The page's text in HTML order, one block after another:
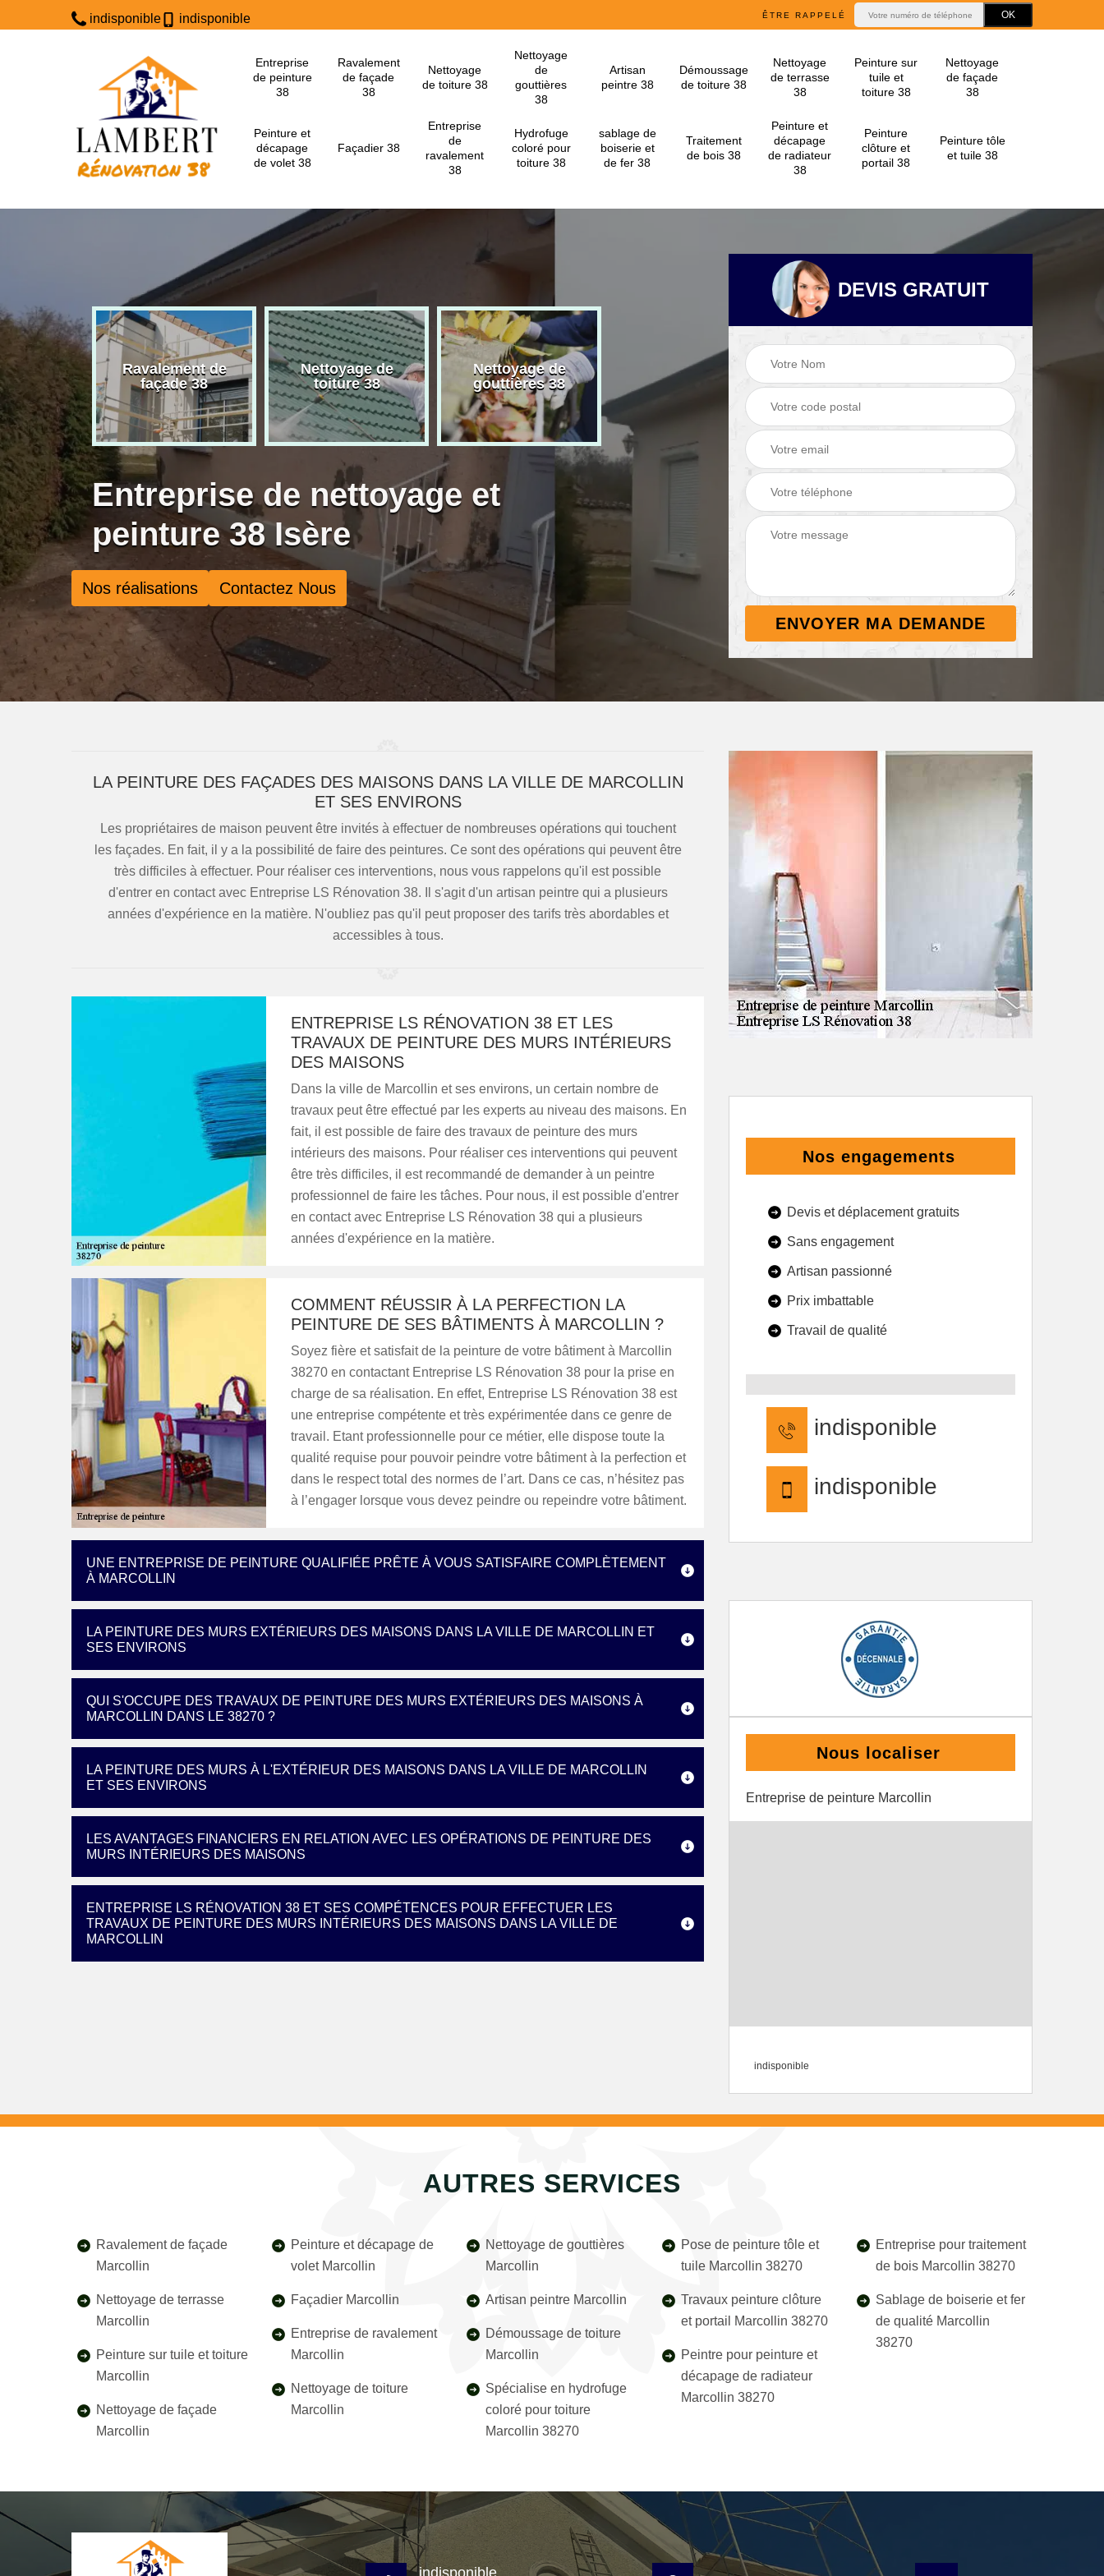
indisponible indisponible ÊTRE RAPPELÉ
Entreprise
de peinture
38
Ravalement
de façade
38
Nettoyage
de toiture 38
Nettoyage
de
gouttières
38
Artisan
peintre 38
Démoussage
de toiture 38
Nettoyage
de terrasse
38
Peinture sur
tuile et
toiture 38
Nettoyage
de façade
38
Peinture et
décapage
de volet 38
Façadier 38
Entreprise
de
ravalement
38
Hydrofuge
coloré pour
toiture 38
sablage de
boiserie et
de fer 38
Traitement
de bois 38
Peinture et
décapage
de radiateur
38
Peinture
clôture et
portail 38
Peinture tôle
et tuile 38
de
38
Ravalement de
façade 38
Nettoyage de
toiture 38
Nettoyage de
gouttières 38
Artisan peintre 38
Démoussage de
toiture 38
Nettoyage de
terrasse 38
Entreprise de nettoyage et
peinture 38 Isère
Nos réalisations Contactez Nous
DEVIS GRATUIT
LA PEINTURE DES FAÇADES DES MAISONS DANS LA VILLE DE MARCOLLIN
ET SES ENVIRONS
Les propriétaires de maison peuvent être invités à effectuer de nombreuses opérations qui touchent
les façades. En fait, il y a la possibilité de faire des peintures. Ce sont des opérations qui peuvent être
très difficiles à effectuer. Pour réaliser ces interventions, nous vous rappelons qu'il est possible
d'entrer en contact avec Entreprise LS Rénovation 38. Il s'agit d'un artisan peintre qui a plusieurs
années d'expérience en la matière. N'oubliez pas qu'il peut proposer des tarifs très abordables et
accessibles à tous.
ENTREPRISE LS RÉNOVATION 38 ET LES
TRAVAUX DE PEINTURE DES MURS INTÉRIEURS
DES MAISONS
Dans la ville de Marcollin et ses environs, un certain nombre de
travaux peut être effectué par les experts au niveau des maisons. En
fait, il est possible de faire des travaux de peinture des murs
intérieurs des maisons. Pour réaliser ces interventions qui peuvent
être très difficiles, il est recommandé de demander à un peintre
professionnel de faire les tâches. Pour nous, il est possible d'entrer
en contact avec Entreprise LS Rénovation 38 qui a plusieurs
années d'expérience en la matière.
COMMENT RÉUSSIR À LA PERFECTION LA
PEINTURE DE SES BÂTIMENTS À MARCOLLIN ?
Soyez fière et satisfait de la peinture de votre bâtiment à Marcollin
38270 en contactant Entreprise LS Rénovation 38 pour la prise en
charge de sa réalisation. En effet, Entreprise LS Rénovation 38 est
une entreprise compétente et très expérimentée dans ce genre de
travail. Etant professionnelle pour ce métier, elle dispose toute la
qualité requise pour pouvoir peindre votre bâtiment à la perfection et
dans le respect total des normes de l’art. Dans ce cas, n’hésitez pas
à l’engager lorsque vous devez peindre ou repeindre votre bâtiment.
UNE ENTREPRISE DE PEINTURE QUALIFIÉE PRÊTE À VOUS SATISFAIRE COMPLÈTEMENT
À MARCOLLIN
LA PEINTURE DES MURS EXTÉRIEURS DES MAISONS DANS LA VILLE DE MARCOLLIN ET
SES ENVIRONS
QUI S'OCCUPE DES TRAVAUX DE PEINTURE DES MURS EXTÉRIEURS DES MAISONS À
MARCOLLIN DANS LE 38270 ?
LA PEINTURE DES MURS À L'EXTÉRIEUR DES MAISONS DANS LA VILLE DE MARCOLLIN
ET SES ENVIRONS
LES AVANTAGES FINANCIERS EN RELATION AVEC LES OPÉRATIONS DE PEINTURE DES
MURS INTÉRIEURS DES MAISONS
ENTREPRISE LS RÉNOVATION 38 ET SES COMPÉTENCES POUR EFFECTUER LES
TRAVAUX DE PEINTURE DES MURS INTÉRIEURS DES MAISONS DANS LA VILLE DE
MARCOLLIN
Nos engagements
Devis et déplacement gratuits
Sans engagement
Artisan passionné
Prix imbattable
Travail de qualité
indisponible
indisponible
Nous localiser
Entreprise de peinture Marcollin
indisponible
AUTRES SERVICES
Ravalement de façade
Marcollin
Nettoyage de terrasse
Marcollin
Peinture sur tuile et toiture
Marcollin
Nettoyage de façade
Marcollin
Peinture et décapage de
volet Marcollin
Façadier Marcollin
Entreprise de ravalement
Marcollin
Nettoyage de toiture
Marcollin
Nettoyage de gouttières
Marcollin
Artisan peintre Marcollin
Démoussage de toiture
Marcollin
Spécialise en hydrofuge
coloré pour toiture
Marcollin 38270
Pose de peinture tôle et
tuile Marcollin 38270
Travaux peinture clôture
et portail Marcollin 38270
Peintre pour peinture et
décapage de radiateur
Marcollin 38270
Entreprise pour traitement
de bois Marcollin 38270
Sablage de boiserie et fer
de qualité Marcollin
38270
indisponible